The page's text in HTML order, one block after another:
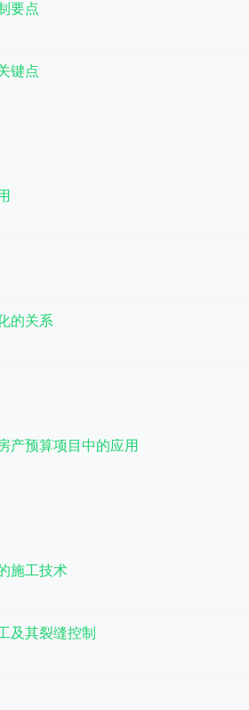
要点
键点
的关系
产预算项目中的应用
施工技术
及其裂缝控制